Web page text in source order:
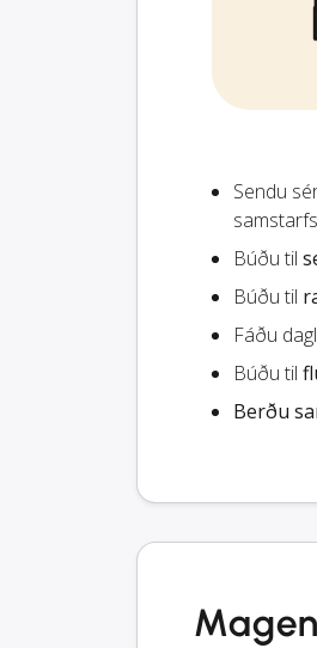
Sendu
Búðu til
Búðu til
Fáðu
Búðu til
Berðu